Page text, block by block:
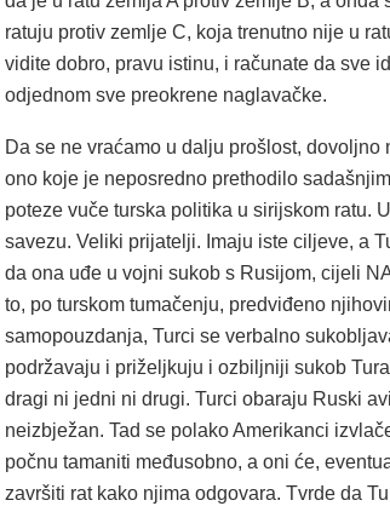
ratuju protiv zemlje C, koja trenutno nije u
vidite dobro, pravu istinu, i računate da sve
odjednom sve preokrene naglavačke.
Da se ne vraćamo u dalju prošlost,
ono koje je neposredno prethodilo
poteze vuče turska politika u sirijskom ratu.
savezu. Veliki prijatelji. Imaju iste ciljeve, a
da ona uđe u vojni sukob s Rusijom, cijeli
to, po turskom tumačenju, predviđeno
samopouzdanja, Turci se verbalno
podržavaju i priželjkuju i ozbiljniji sukob
dragi ni jedni ni drugi. Turci obaraju Ruski
neizbježan. Tad se polako Amerikanci
počnu tamaniti međusobno, a oni će,
završiti rat kako njima odgovara. Tvrde da